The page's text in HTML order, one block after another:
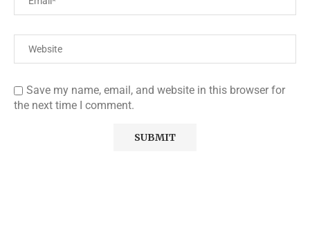
Save my name, email, and website in this browser for
the next time I comment.